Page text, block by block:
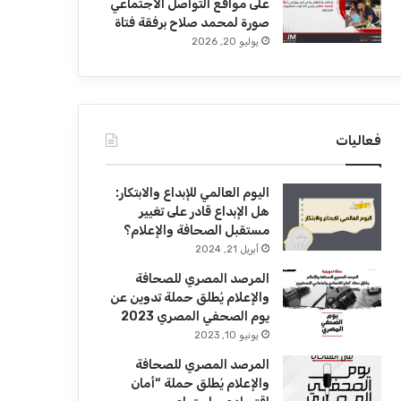
على مواقع التواصل الاجتماعي
صورة لمحمد صلاح برفقة فتاة
يوليو 20, 2026
فعاليات
اليوم العالمي للإبداع والابتكار:
هل الإبداع قادر على تغيير
مستقبل الصحافة والإعلام؟
أبريل 21, 2024
المرصد المصري للصحافة
والإعلام يُطلق حملة تدوين عن
يوم الصحفي المصري 2023
يونيو 10, 2023
المرصد المصري للصحافة
والإعلام يُطلق حملة “أمان